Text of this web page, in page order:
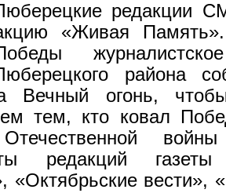
редакции
«Живая
района
Вечный огонь,
тем, кто ковал
Отечественной
редакций газеты
«Октябрьские вести»,